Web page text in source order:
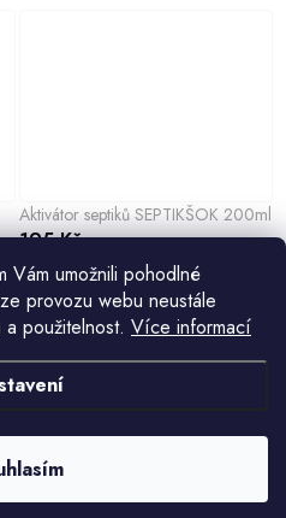
Vám umožnili pohodlné
provozu webu neustále
použitelnost. Více informací
Aktivátor septiků SEPTIKŠOK 200ml
195 Kč